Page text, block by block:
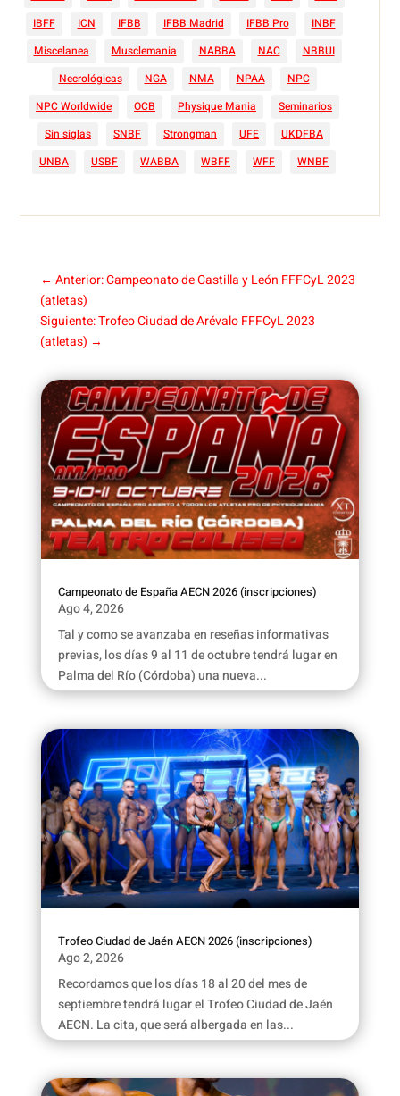
IBFF
ICN IFBB IFBB Madrid IFBB Pro
INBF
Miscelanea
Musclemania NABBA NAC
NBBUI
Necrológicas
NGA NMA NPAA
NPC
NPC Worldwide
OCB Physique Mania
Seminarios
Sin siglas
SNBF Strongman UFE
UKDFBA
UNBA
USBF WABBA WBFF WFF WNBF
← Anterior: Campeonato de Castilla y León FFFCyL 2023
(atletas)
Siguiente: Trofeo Ciudad de Arévalo FFFCyL 2023
(atletas) →
Campeonato de España AECN 2026 (inscripciones)
Ago 4, 2026
Tal y como se avanzaba en reseñas informativas
previas, los días 9 al 11 de octubre tendrá lugar en
Palma del Río (Córdoba) una nueva...
Trofeo Ciudad de Jaén AECN 2026 (inscripciones)
Ago 2, 2026
Recordamos que los días 18 al 20 del mes de
septiembre tendrá lugar el Trofeo Ciudad de Jaén
AECN. La cita, que será albergada en las...